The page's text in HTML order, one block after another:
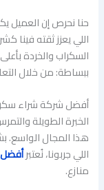
حنا نحرص إن العميل
اللي يعزز ثقته فينا
السكراب والخردة
ببساطة: من خلال
أفضل شركة شراء
الخبرة الطويلة
هذا المجال الواسع.
اللي جربونا، نُعتبر
منازع.